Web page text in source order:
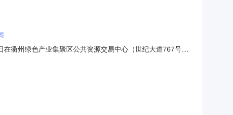
衢州绿色产业集聚区公共资源交易中心（世纪大道767号）
程质量要求为：符合现行工程施工质量验收规范和标准及施